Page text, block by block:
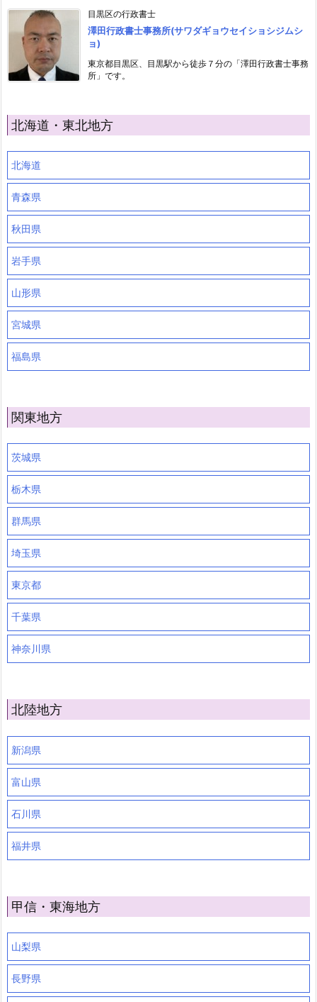
目黒区の行政書士
澤田行政書士事務所(サワダギョウセイショシジムシ
ョ)
東京都目黒区、目黒駅から徒歩７分の「澤田行政書士事務
所」です。
北海道・東北地方
北海道
青森県
秋田県
岩手県
山形県
宮城県
福島県
関東地方
茨城県
栃木県
群馬県
埼玉県
東京都
千葉県
神奈川県
北陸地方
新潟県
富山県
石川県
福井県
甲信・東海地方
山梨県
長野県